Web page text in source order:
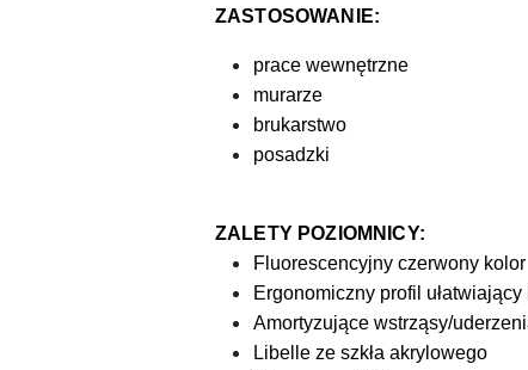
ZASTOSOWANIE:
prace wewnętrzne
murarze
brukarstwo
posadzki
ZALETY POZIOMNICY:
Fluorescencyjny czerwony kolor
Ergonomiczny profil
Amortyzujące wstrząsy/
Libelle ze szkła akrylowego